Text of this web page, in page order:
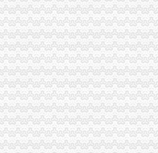
显
取四项措施化装食品监管
”一般纳税人公司注册环境
人率先单设合同监督管理科
措施确保3.30工程质量